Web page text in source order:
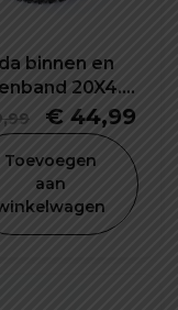
binnen en
20X4.0
was:
€ 49,99.
€ 44,99
is:
Toevoegen
aan